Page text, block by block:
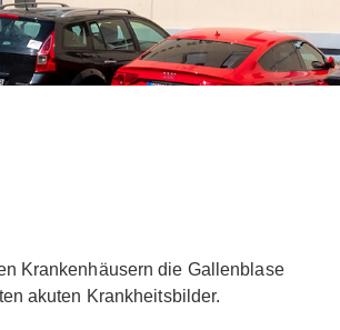
Krankenhäusern die Gallenblase
akuten Krankheitsbilder.